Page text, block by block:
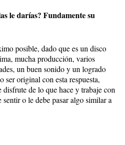
le darías? Fundamente su
posible, dado que es un disco
mucha producción, varios
un buen sonido y un logrado
ser original con esta respuesta,
de lo que hace y trabaje con
o le debe pasar algo similar a